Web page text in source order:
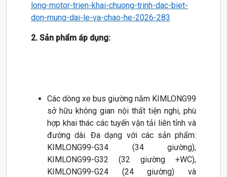
long-motor-trien-khai-chuong-trinh-dac-biet-
don-mung-dai-le-va-chao-he-2026-283
2. Sản phẩm áp dụng:
Các dòng xe bus giường nằm KIMLONG99
sở hữu không gian nội thất tiện nghi, phù
hợp khai thác các tuyến vận tải liên tỉnh và
đường dài. Đa dạng với các sản phẩm:
KIMLONG99-G34 (34 giường),
KIMLONG99-G32 (32 giường +WC),
KIMLONG99-G24 (24 giường) và